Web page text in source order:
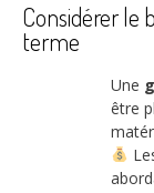
Considérer le
terme
Une
être